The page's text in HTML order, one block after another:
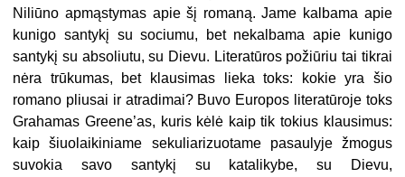
Niliūno apmąstymas apie šį romaną. Jame kalbama apie
kunigo santykį su sociumu, bet nekalbama apie kunigo
santykį su absoliutu, su Dievu. Literatūros požiūriu tai tikrai
nėra trūkumas, bet klausimas lieka toks: kokie yra šio
romano pliusai ir atradimai? Buvo Europos literatūroje toks
Grahamas Greene’as, kuris kėlė kaip tik tokius klausimus:
kaip šiuolaikiniame sekuliarizuotame pasaulyje žmogus
suvokia savo santykį su katalikybe, su Dievu,